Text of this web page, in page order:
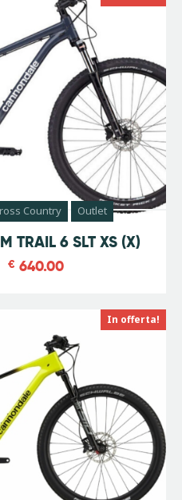
Country Outlet
TRAIL 6 SLT XS (X)
€ 640.00
In offerta!